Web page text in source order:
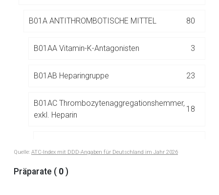
B01A ANTITHROMBOTISCHE MITTEL 80
B01AA Vitamin-K-Antagonisten 3
B01AB Heparingruppe 23
B01AC Thrombozytenaggregationshemmer,
exkl. Heparin
18
B01AC06 Acetylsalicylsäure
Quelle: ATC-Index mit DDD-Angaben für Deutschland im Jahr 2026
Präparate ( 0 )
Zurück zur rote-liste.de Zur Seite